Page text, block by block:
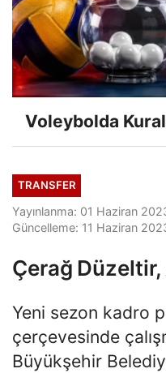
Voleybolda
TRANSFER
Yayınlanma: 01 Haziran
Güncelleme: 11 Haziran
Çerağ Düzeltir,
Yeni sezon kadro
çerçevesinde
Büyükşehir